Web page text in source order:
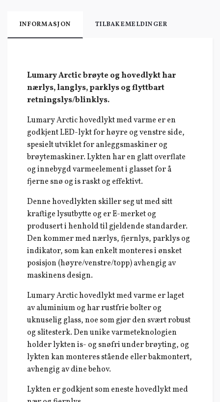
INFORMASJON TILBAKEMELDINGER
Lumary Arctic brøyte og hovedlykt har
nærlys, langlys, parklys og flyttbart
retningslys/blinklys.
Lumary Arctic hovedlykt med varme er en
godkjent LED-lykt for høyre og venstre side,
spesielt utviklet for anleggsmaskiner og
brøytemaskiner. Lykten har en glatt overflate
og innebygd varmeelement i glasset for å
fjerne snø og is raskt og effektivt.
Denne hovedlykten skiller seg ut med sitt
kraftige lysutbytte og er E-merket og
produsert i henhold til gjeldende standarder.
Den kommer med nærlys, fjernlys, parklys og
indikator, som kan enkelt monteres i ønsket
posisjon (høyre/venstre/topp) avhengig av
maskinens design.
Lumary Arctic hovedlykt med varme er laget
av aluminium og har rustfrie bolter og
uknuselig glass, noe som gjør den svært robust
og slitesterk. Den unike varmeteknologien
holder lykten is- og snøfri under brøyting, og
lykten kan monteres stående eller bakmontert,
avhengig av dine behov.
Lykten er godkjent som eneste hovedlykt med